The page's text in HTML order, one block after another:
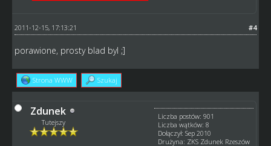
#4
2011-12-15, 17:13:21
porawione, prosty blad byl ;]
Strona WWW Szukaj
Zdunek
Tutejszy
Liczba postów: 901
Liczba wątków: 8
Dołączył: Sep 2010
Drużyna: ZKS Zdunek Rzeszów